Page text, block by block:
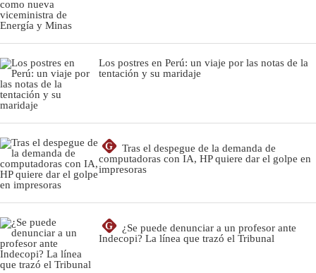
Los postres en Perú: un viaje por las notas de la
tentación y su maridaje
G
Tras el despegue de la demanda de
computadoras con IA, HP quiere dar el golpe en
impresoras
G
¿Se puede denunciar a un profesor ante
Indecopi? La línea que trazó el Tribunal